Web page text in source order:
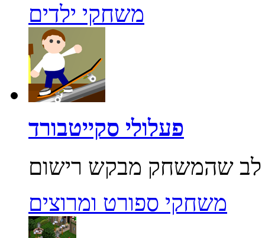
משחקי ילדים
פעלולי סקייטבורד
משחקי ספורט ומרוצים